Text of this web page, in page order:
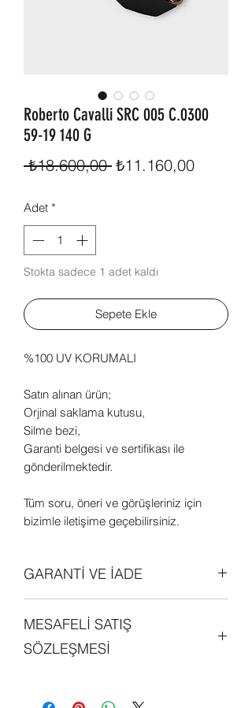
Roberto Cavalli SRC 005 C.0300
59-19 140 G
₺18.600,00 Normal
₺11.160,00İndirimli
Adet *
Stokta sadece 1 adet kaldı
Sepete Ekle
%100 UV KORUMALI
Satın alınan ürün;
Orjinal saklama kutusu,
Silme bezi,
Garanti belgesi ve sertifikası ile
gönderilmektedir.
Tüm soru, öneri ve görüşleriniz için
bizimle iletişime geçebilirsiniz.
GARANTİ VE İADE
garantilidir. Daha detaylı bilgi edinmek
için sitemizdeki "GARANTİ ve İADE
POLİTİKALARI" bölümünü
MESAFELİ SATIŞ
SÖZLEŞMESİ
kişi, mesafeli satış sözleşmesini